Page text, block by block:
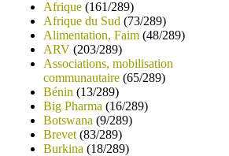
Afrique (161/289)
Afrique du Sud (73/289)
Alimentation, Faim (48/289)
ARV (203/289)
Associations, mobilisation
communautaire (65/289)
Bénin (13/289)
Big Pharma (16/289)
Botswana (9/289)
Brevet (83/289)
Burkina (18/289)